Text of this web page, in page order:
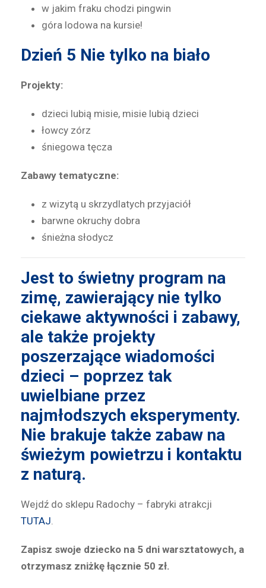
w jakim fraku chodzi pingwin
góra lodowa na kursie!
Dzień 5 Nie tylko na biało
Projekty:
dzieci lubią misie, misie lubią dzieci
łowcy zórz
śniegowa tęcza
Zabawy tematyczne:
z wizytą u skrzydlatych przyjaciół
barwne okruchy dobra
śnieżna słodycz
Jest to świetny program na
zimę, zawierający nie tylko
ciekawe aktywności i zabawy,
ale także projekty
poszerzające wiadomości
dzieci – poprzez tak
uwielbiane przez
najmłodszych eksperymenty.
Nie brakuje także zabaw na
świeżym powietrzu i kontaktu
z naturą.
Wejdź do sklepu Radochy – fabryki atrakcji
TUTAJ.
Zapisz swoje dziecko na 5 dni warsztatowych, a
otrzymasz zniżkę łącznie 50 zł.